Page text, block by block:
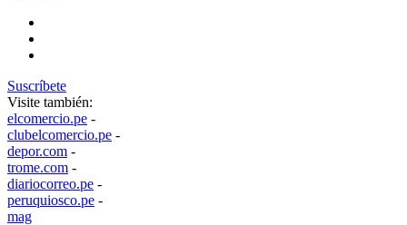
Suscríbete
Visite también:
elcomercio.pe -
clubelcomercio.pe -
depor.com -
trome.com -
diariocorreo.pe -
peruquiosco.pe -
mag